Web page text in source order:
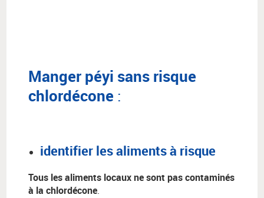
Manger péyi sans risque
chlordécone :
identifier les aliments à risque
Tous les aliments locaux ne sont pas contaminés
à la chlordécone.